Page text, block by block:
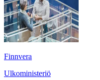
Finnvera
Ulkoministeriö